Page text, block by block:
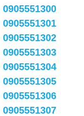
0905551300
0905551301
0905551302
0905551303
0905551304
0905551305
0905551306
0905551307